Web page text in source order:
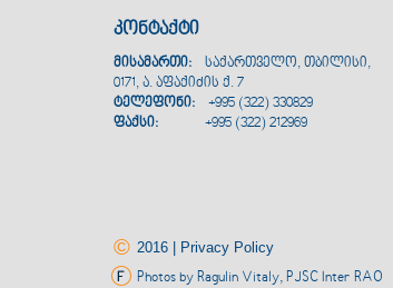
კონტაქტი
მისამართი:
საქართველო, თბილისი,
0171, ა. აფაქიძის ქ. 7
ტელეფონი: +995 (322) 330829
ფაქსი:
+995 (322) 212969
© 2016 | Privacy Policy
Photos by Ragulin Vitaly, PJSC Inter RAO